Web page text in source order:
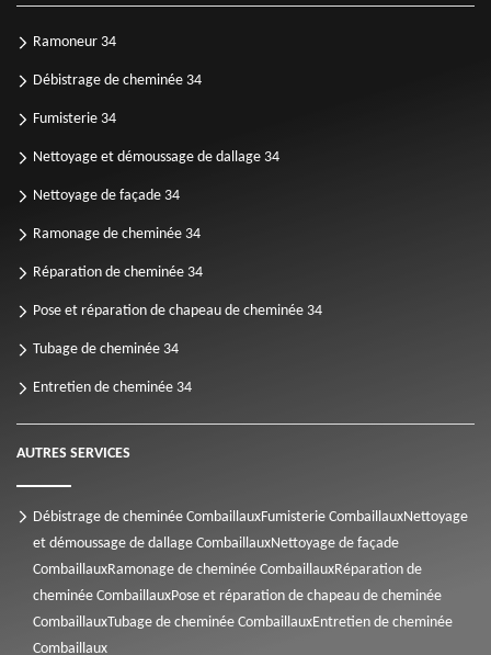
Ramoneur 34
Débistrage de cheminée 34
Fumisterie 34
Nettoyage et démoussage de dallage 34
Nettoyage de façade 34
Ramonage de cheminée 34
Réparation de cheminée 34
Pose et réparation de chapeau de cheminée 34
Tubage de cheminée 34
Entretien de cheminée 34
AUTRES SERVICES
Débistrage de cheminée CombaillauxFumisterie CombaillauxNettoyage
et démoussage de dallage CombaillauxNettoyage de façade
CombaillauxRamonage de cheminée CombaillauxRéparation de
cheminée CombaillauxPose et réparation de chapeau de cheminée
CombaillauxTubage de cheminée CombaillauxEntretien de cheminée
Combaillaux